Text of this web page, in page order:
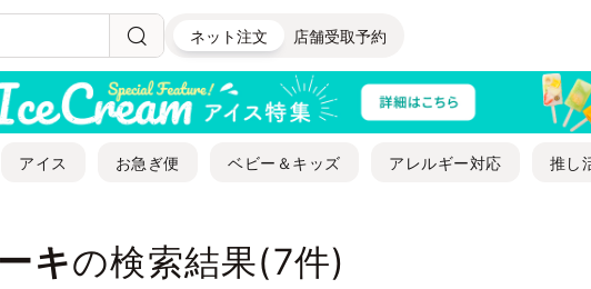
ネット注文 店舗受取予約
アイス お急ぎ便 ベビー＆キッズ アレルギー対応 推し
キの検索結果(7件)